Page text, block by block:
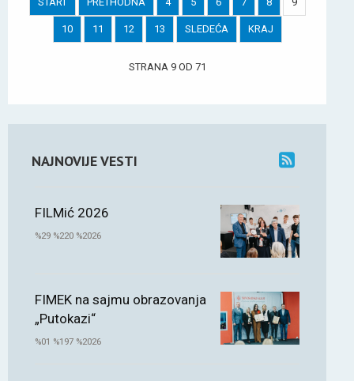
10 11 12 13 SLEDEĆA KRAJ
STRANA 9 OD 71
NAJNOVIJE VESTI
FILMić 2026
%29 %220 %2026
FIMEK na sajmu obrazovanja
„Putokazi“
%01 %197 %2026